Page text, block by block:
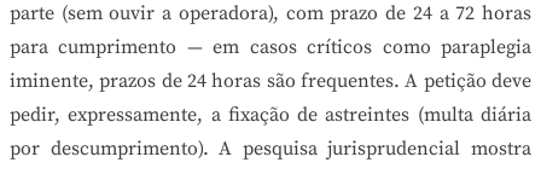
parte (sem ouvir a operadora), com prazo de 24 a 72 horas
para cumprimento — em casos críticos como paraplegia
iminente, prazos de 24 horas são frequentes. A petição deve
pedir, expressamente, a fixação de astreintes (multa diária
por descumprimento). A pesquisa jurisprudencial mostra